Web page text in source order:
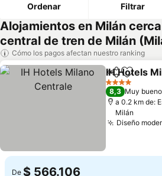
Ordenar Filtrar
Alojamientos en Milán
central de tren de Milán
Cómo los pagos afectan nuestro ranking
Compartir
IH Hotels
4 Estrellas
8,3 Muy bueno
a 0.2 km de:
Milán
Diseño
De $ 566.106